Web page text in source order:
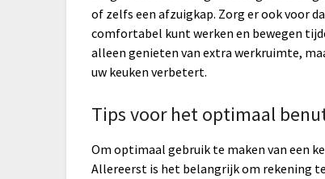
of zelfs een afzuigkap. Zorg er ook voor
comfortabel kunt werken en bewegen
alleen genieten van extra werkruimte,
uw keuken verbetert.
Tips voor het optimaal
Om optimaal gebruik te maken van een
Allereerst is het belangrijk om rekening